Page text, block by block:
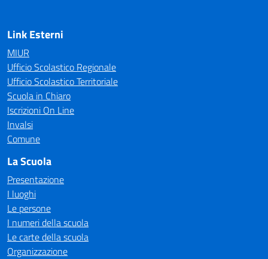
Link Esterni
MIUR
Ufficio Scolastico Regionale
Ufficio Scolastico Territoriale
Scuola in Chiaro
Iscrizioni On Line
Invalsi
Comune
La Scuola
Presentazione
I luoghi
Le persone
I numeri della scuola
Le carte della scuola
Organizzazione